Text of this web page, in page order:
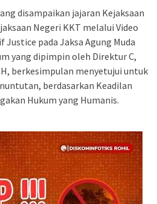
disampaikan jajaran Kejaksaan
Negeri KKT melalui Video
pada Jaksa Agung Muda
yang dipimpin oleh Direktur C,
berkesimpulan menyetujui untuk
berdasarkan Keadilan
Hukum yang Humanis.